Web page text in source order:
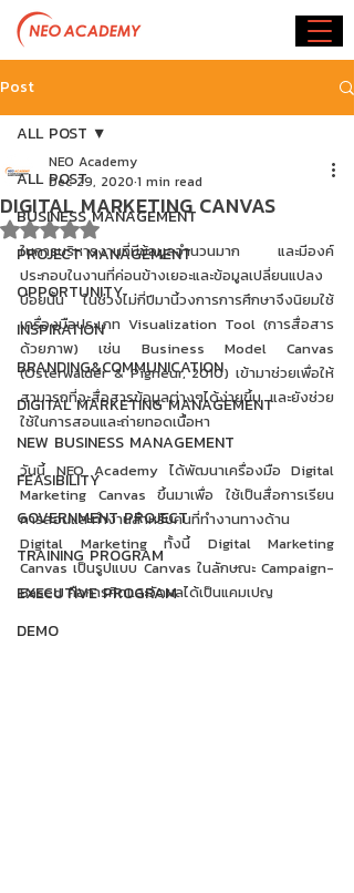
Post
ALL POST
BUSINESS MANAGEMENT
PROJECT MANAGEMENT
OPPORTUNITY
INSPIRATION
BRANDING&COMMUNICATION
DIGITAL MARKETING MANAGEMENT
NEW BUSINESS MANAGEMENT
FEASIBILITY
GOVERNMENT PROJECT
TRAINING PROGRAM
EXECUTIVE PROGRAM
DEMO
ALL POST
DIGITAL MARKETING CANVAS
NEO Academy
Dec 29, 2020 1 min read
Rated NaN out of 5 stars.
ในการบริหารงานที่มีข้อมูลจำนวนมาก และมีองค์
ประกอบในงานที่ค่อนข้างเยอะและข้อมูลเปลี่ยนแปลง
บ่อยนั้น ในช่วงไม่กี่ปีมานี้วงการการศึกษาจึงนิยมใช้
เครื่องมือประเภท Visualization Tool (การสื่อสาร
ด้วยภาพ) เช่น Business Model Canvas
(Osterwalder & Pigneur, 2010) เข้ามาช่วยเพื่อให้
สามารถที่จะสื่อสารข้อมูลต่างๆได้ง่ายขึ้น และยังช่วย
ใช้ในการสอนและถ่ายทอดเนื้อหา
วันนี้ NEO Academy ได้พัฒนาเครื่องมือ Digital
Marketing Canvas ขึ้นมาเพื่อ ใช้เป็นสื่อการเรียน
การสอนและทำงานสำหรับคนที่ทำงานทางด้าน
Digital Marketing ทั้งนี้ Digital Marketing
Canvas เป็นรูปแบบ Canvas ในลักษณะ Campaign-
Based คือการคิดและวัดผลได้เป็นแคมเปญ